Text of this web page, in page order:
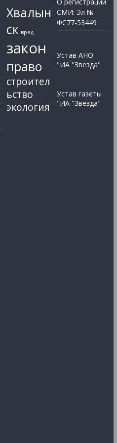
Хвалын
ск вред
закон
право
строител
ьство
экология
СМИ: Эл №
ФС77-53449
Устав АНО
"ИА "Звезда"
Устав газеты
"ИА "Звезда"